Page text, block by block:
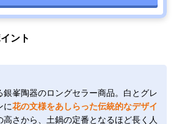
ント
銀峯陶器のロングセラー商品。白とグレ
に花の文様をあしらった伝統的なデザイ
高さから、土鍋の定番となるほど長く人